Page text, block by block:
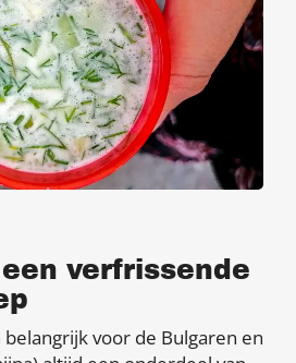
verfrissende
voor de Bulgaren en